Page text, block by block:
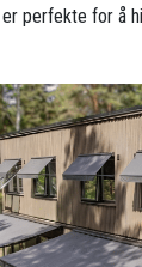
perfekte for å